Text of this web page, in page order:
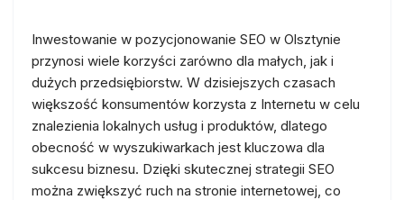
Inwestowanie w pozycjonowanie SEO w Olsztynie
przynosi wiele korzyści zarówno dla małych, jak i
dużych przedsiębiorstw. W dzisiejszych czasach
większość konsumentów korzysta z Internetu w celu
znalezienia lokalnych usług i produktów, dlatego
obecność w wyszukiwarkach jest kluczowa dla
sukcesu biznesu. Dzięki skutecznej strategii SEO
można zwiększyć ruch na stronie internetowej, co